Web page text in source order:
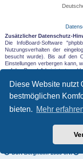
Diese Website nutzt
bestmöglichen
bieten. Mehr
DJK Bergheim 1959 e.V.
Zusätzlicher Datenschutz-
Die InfoBoard-Software
Nutzungsverhalten der
besucht wurde). Bis auf den
Einstellungen verbergen kann,
auf den Board-Administrator =
Zusätzlich zur board-internen
eingesetzt, die anonyme
werden kann.